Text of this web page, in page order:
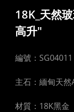
18K_天然
高升"
編號：SG04011
主石：緬甸天
材質：18K黑金